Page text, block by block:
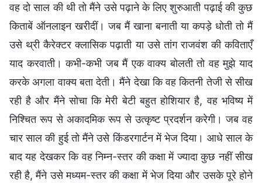
वह दो साल की थी तो मैंने उसे पढ़ाने के लिए शुरुआती पढ़ाई की कुछ
किताबें ऑनलाइन खरीदीं। जब मैं खाना बनाती या कपड़े धोती तो मैं
उसे थ्री कैरेक्टर क्लासिक पढ़ाती या उसे तांग राजवंश की कविताएँ
याद करवाती। कभी-कभी जब मैं एक वाक्य बोलती तो वह मुझे याद
करके अगला वाक्य बता देती। मैंने देखा कि वह कितनी तेजी से सीख
रही है और मैंने सोचा कि मेरी बेटी बहुत होशियार है, वह भविष्य में
निश्चित रूप से अकादमिक रूप से उत्कृष्ट प्रदर्शन करेगी। जब वह
चार साल की हुई तो मैंने उसे किंडरगार्टन में भेज दिया। आधे साल के
बाद यह देखकर कि वह निम्न-स्तर की कक्षा में ज्यादा कुछ नहीं सीख
रही है, मैंने उसे मध्यम-स्तर की कक्षा में भेज दिया और उसके पूरे होने